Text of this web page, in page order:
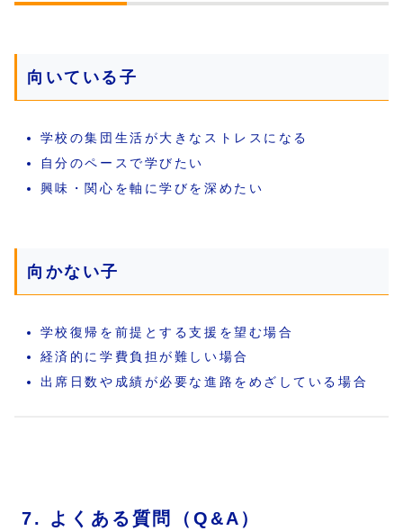
向いている子
学校の集団生活が大きなストレスになる
自分のペースで学びたい
興味・関心を軸に学びを深めたい
向かない子
学校復帰を前提とする支援を望む場合
経済的に学費負担が難しい場合
出席日数や成績が必要な進路をめざしている場合
7. よくある質問（Q&A）